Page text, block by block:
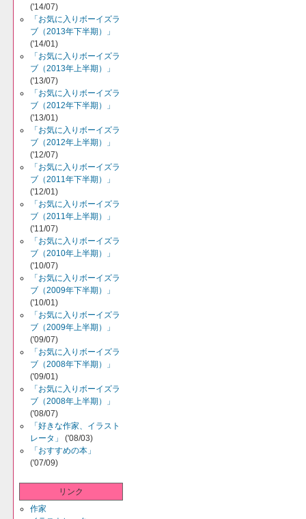
('14/07)
「お気に入りボーイズラ
ブ（2013年下半期）」
('14/01)
「お気に入りボーイズラ
ブ（2013年上半期）」
('13/07)
「お気に入りボーイズラ
ブ（2012年下半期）」
('13/01)
「お気に入りボーイズラ
ブ（2012年上半期）」
('12/07)
「お気に入りボーイズラ
ブ（2011年下半期）」
('12/01)
「お気に入りボーイズラ
ブ（2011年上半期）」
('11/07)
「お気に入りボーイズラ
ブ（2010年上半期）」
('10/07)
「お気に入りボーイズラ
ブ（2009年下半期）」
('10/01)
「お気に入りボーイズラ
ブ（2009年上半期）」
('09/07)
「お気に入りボーイズラ
ブ（2008年下半期）」
('09/01)
「お気に入りボーイズラ
ブ（2008年上半期）」
('08/07)
「好きな作家、イラスト
レータ」
('08/03)
「おすすめの本」
('07/09)
リンク
作家